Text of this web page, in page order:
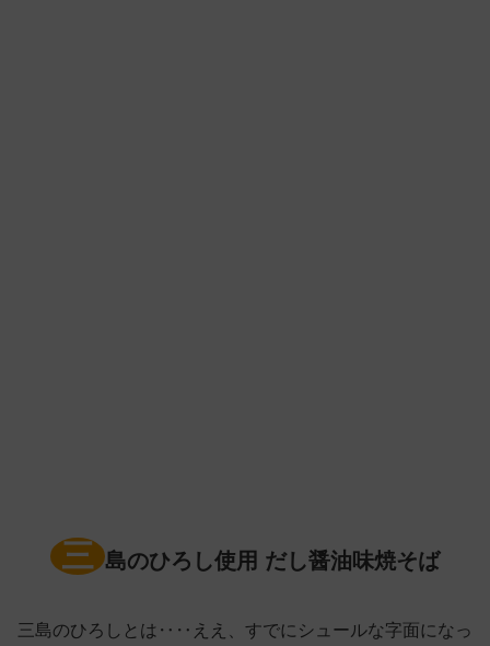
三 島のひろし使用 だし醤油味焼そば
三島のひろしとは‥‥ええ、すでにシュールな字面になっ